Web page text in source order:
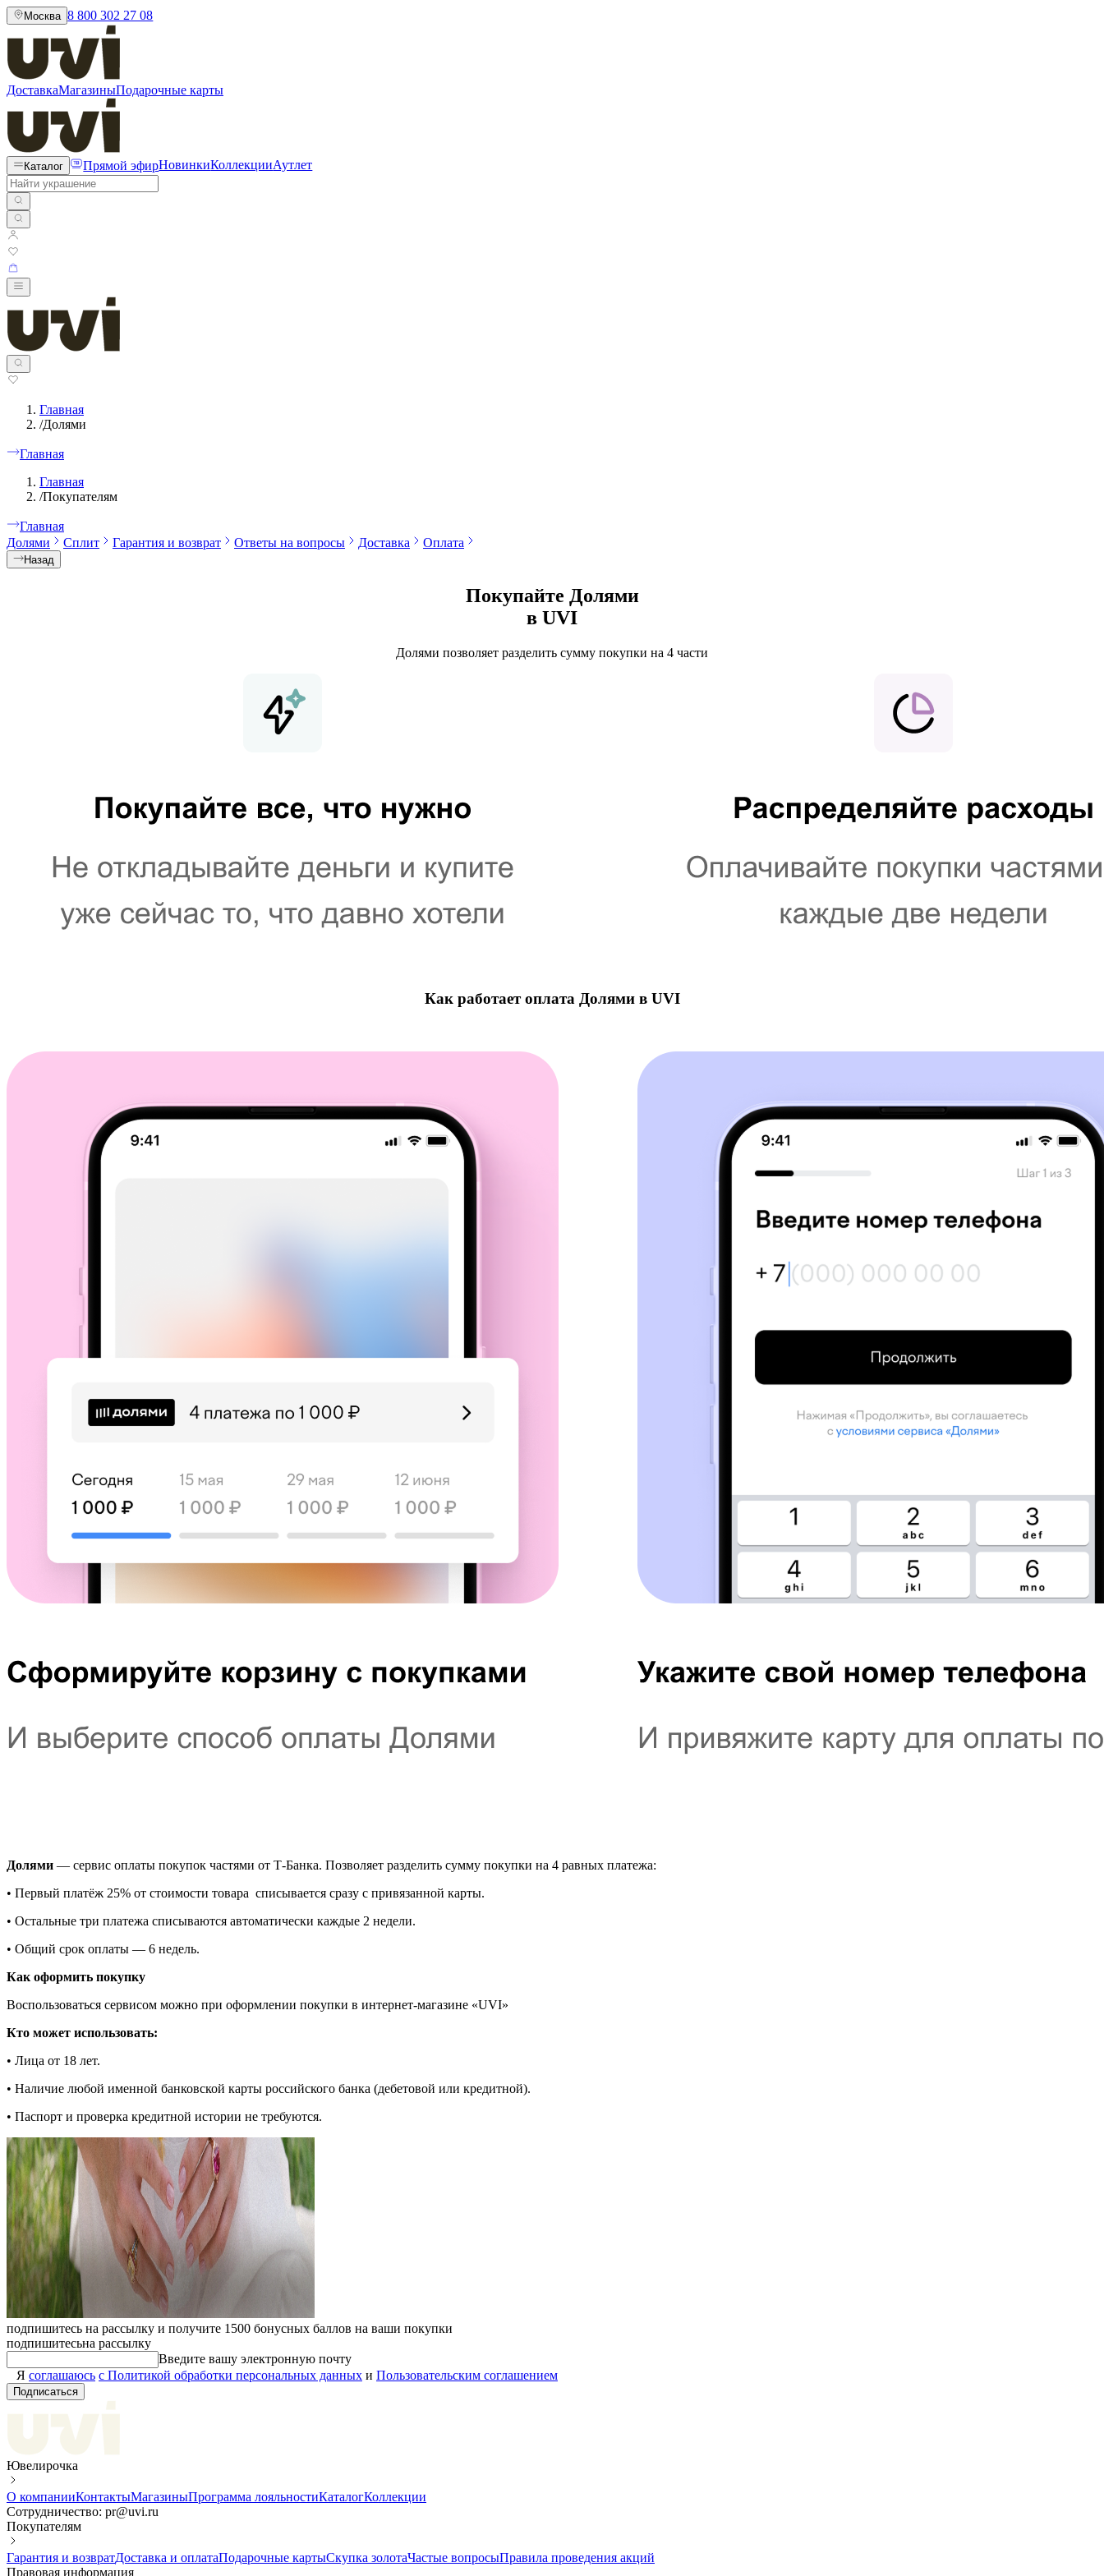
Москва 8 800 302 27 08
ДоставкаМагазиныПодарочные карты
Каталог Прямой эфирНовинкиКоллекцииАутлет
Главная
/Долями
Главная
Главная
/Покупателям
Главная
Долями
Cплит Гарантия и возврат Ответы на вопросы Доставка Оплата
Назад
Покупайте Долями
в UVI
Долями позволяет разделить сумму покупки на 4 части
Как работает оплата Долями в UVI
Долями — сервис оплаты покупок частями от Т-Банка. Позволяет разделить сумму покупки на 4 равных платежа:
• Первый платёж 25% от стоимости товара списывается сразу с привязанной карты.
• Остальные три платежа списываются автоматически каждые 2 недели.
• Общий срок оплаты — 6 недель.
Как оформить покупку
Воспользоваться сервисом можно при оформлении покупки в интернет-магазине «UVI»
Кто может использовать:
• Лица от 18 лет.
• Наличие любой именной банковской карты российского банка (дебетовой или кредитной).
• Паспорт и проверка кредитной истории не требуются.
подпишитесь на рассылку и получите 1500 бонусных баллов на ваши покупки
подпишитесьна рассылку
Введите вашу электронную почту
Я соглашаюсь с Политикой обработки персональных данных и Пользовательским соглашением
Подписаться
Ювелирочка
О компанииКонтактыМагазиныПрограмма лояльностиКаталогКоллекции
Сотрудничество: pr@uvi.ru
Покупателям
Гарантия и возвратДоставка и оплатаПодарочные картыСкупка золотаЧастые вопросыПравила проведения акций
Правовая информация